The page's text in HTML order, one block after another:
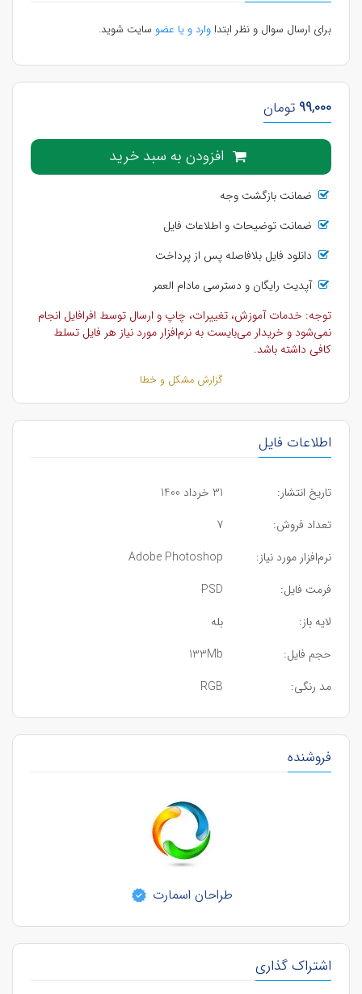
برای ارسال سوال و نظر ابتداوارد و یا عضو سایت شوید.
99,000 تومان
افزودن به سبد خرید
ضمانت بازگشت وجه
ضمانت توضیحات و اطلاعات فایل
دانلود فایل بلافاصله پس از پرداخت
آپدیت رایگان و دسترسی مادام العمر
توجه: خدمات آموزش، تغییرات، چاپ و ارسال توسط افرافایل انجام
نمی‌شود و خریدار می‌بایست به نرم‌افزار مورد نیاز هر فایل تسلط
کافی داشته باشد.
گزارش مشکل و خطا
اطلاعات فایل
تاریخ انتشار:
31 خرداد 1400
تعداد فروش:
7
نرم‌افزار مورد نیاز:
Adobe Photoshop
فرمت فایل:
PSD
لایه باز:
بله
حجم فایل:
133Mb
مد رنگی:
RGB
فروشنده
طراحان اسمارت
اشتراک گذاری